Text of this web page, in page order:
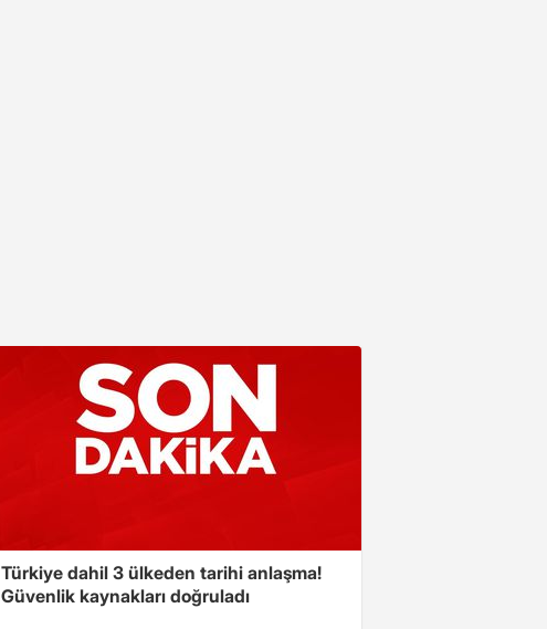
Türkiye dahil 3 ülkeden tarihi anlaşma!
Güvenlik kaynakları doğruladı